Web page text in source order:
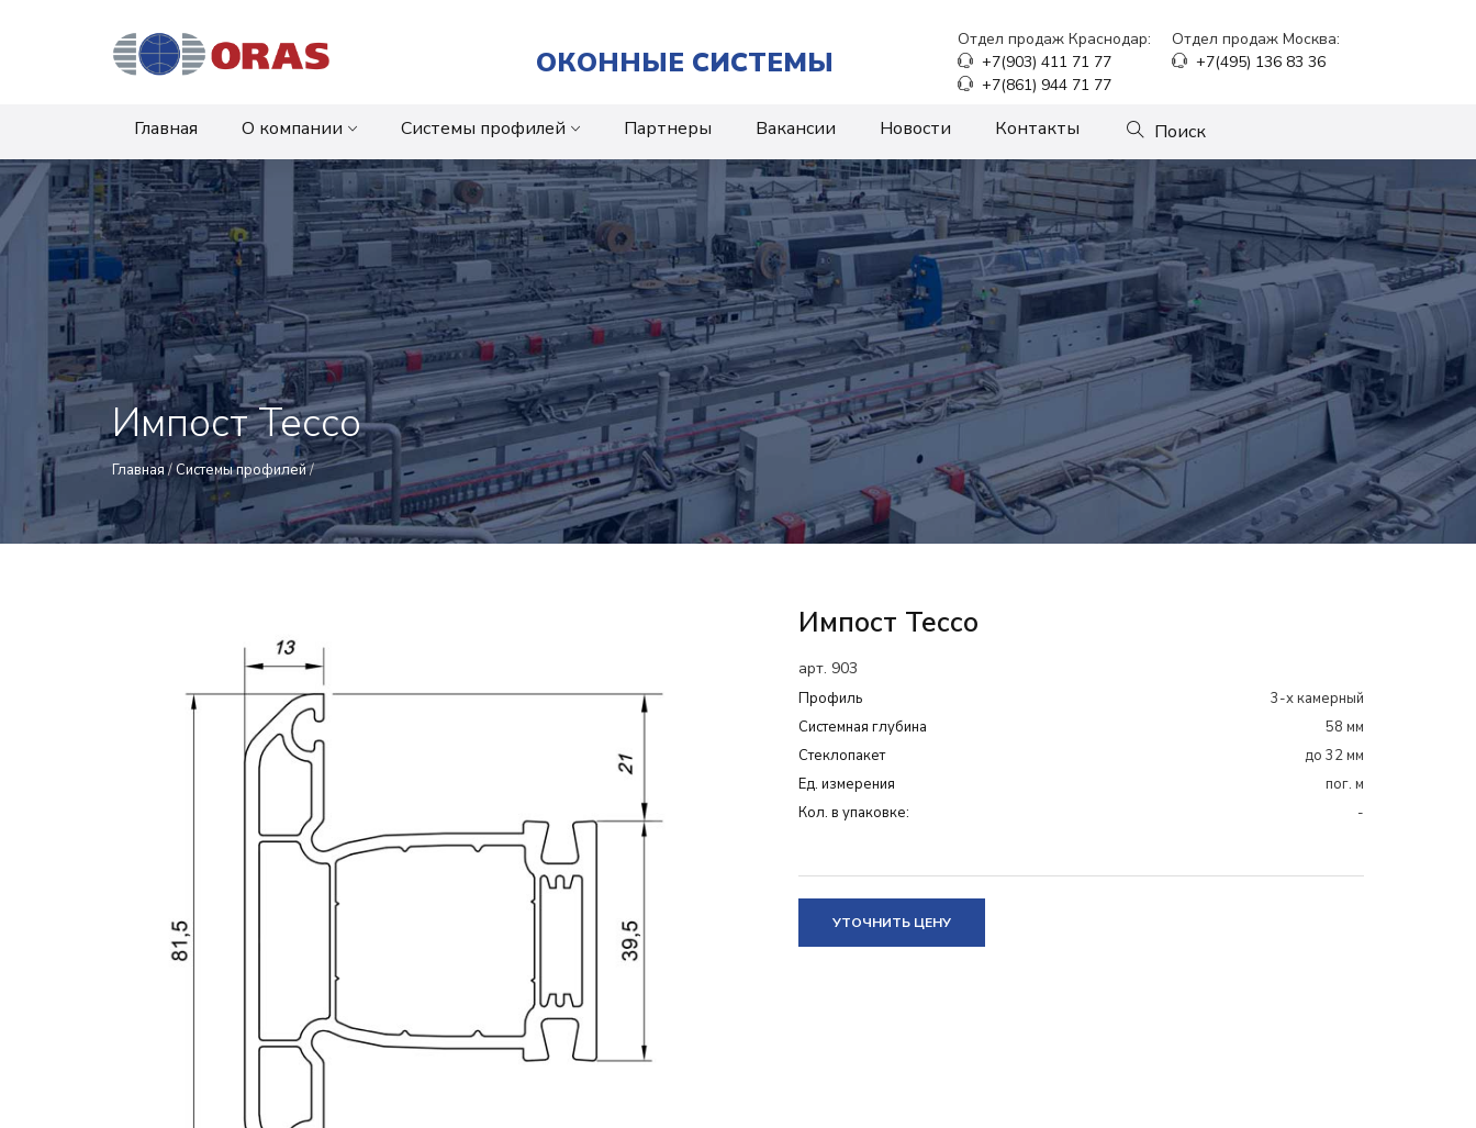
ОКОННЫЕ СИСТЕМЫ
Отдел продаж Краснодар:
+7(903) 411 71 77
+7(861) 944 71 77
Отдел продаж Москва:
+7(495) 136 83 36
Главная О компании Системы профилей Партнеры Вакансии Новости Контакты Поиск
Импост Tecco
Главная/Системы профилей/
Импост Tecco
арт. 903
Профиль
3-х камерный
Системная глубина
58 мм
Cтеклопакет
до 32 мм
Ед. измерения
пог. м
Кол. в упаковке:
-
УТОЧНИТЬ ЦЕНУ